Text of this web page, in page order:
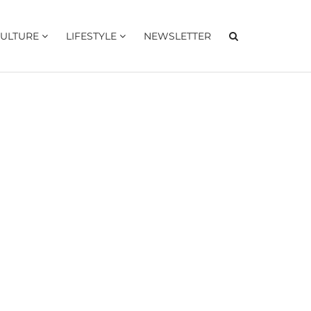
LIFESTYLE NEWSLETTER